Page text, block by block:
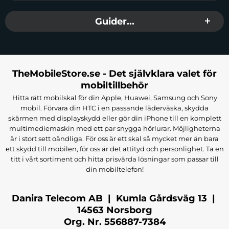
Guess Grained Classic Round Shape-hörlurar
Tillverkare: Guess
EAN: 3666339328948
Guider...
TheMobileStore.se - Det självklara valet för
mobiltillbehör
Hitta rätt mobilskal för din Apple, Huawei, Samsung och Sony
mobil. Förvara din HTC i en passande läderväska, skydda
skärmen med displayskydd eller gör din iPhone till en komplett
multimediemaskin med ett par snygga hörlurar. Möjligheterna
är i stort sett oändliga. För oss är ett skal så mycket mer än bara
ett skydd till mobilen, för oss är det attityd och personlighet. Ta en
titt i vårt sortiment och hitta prisvärda lösningar som passar till
din mobiltelefon!
Danira Telecom AB | Kumla Gårdsväg 13 |
14563 Norsborg
Org. Nr. 556887-7384